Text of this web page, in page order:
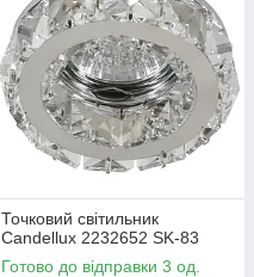
Точковий світильник
Candellux 2232652 SK-83
Готово до відправки 3 од.